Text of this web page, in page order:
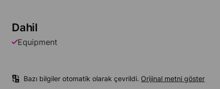
Dahil
Equipment
Bazı bilgiler otomatik olarak çevrildi. Orijinal metni göster